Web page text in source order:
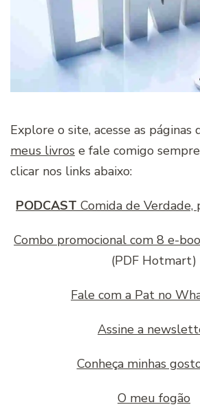
Explore o site, acesse as páginas
meus livros e fale comigo
clicar nos links abaixo:
PODCAST Comida de
Combo promocional com 8 e-
(PDF Hotmart)
Fale com a Pat no
Assine a
Conheça minhas
O meu fogão